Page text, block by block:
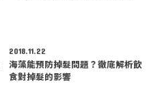
2018.11.22
海藻能預防掉髮問題？徹底解析飲
食對掉髮的影響